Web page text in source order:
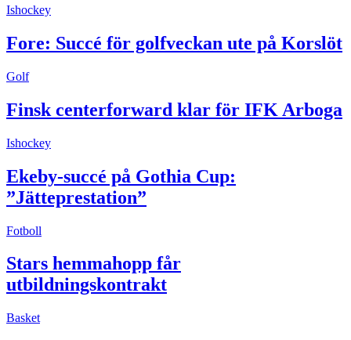
Ishockey
Fore: Succé för golfveckan ute på Korslöt
Golf
Finsk centerforward klar för IFK Arboga
Ishockey
Ekeby-succé på Gothia Cup:
”Jätteprestation”
Fotboll
Stars hemmahopp får
utbildningskontrakt
Basket